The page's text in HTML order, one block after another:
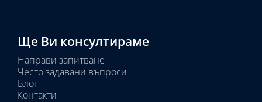
Ще Ви консултираме
Направи запитване
Често задавани въпроси
Блог
Контакти